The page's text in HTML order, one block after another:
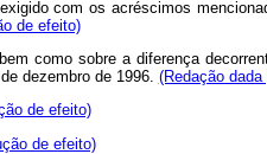
com os acréscimos
de efeito)
como sobre a diferença
dezembro de 1996. (Redação
de efeito)
de efeito)